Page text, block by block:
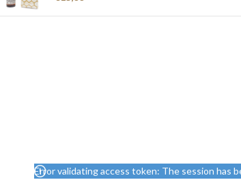
Error validating access token: The session has